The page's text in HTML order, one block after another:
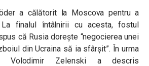
a călătorit la Moscova pentru a
finalul întâlnirii cu acesta, fostul
că Rusia dorește “negocierea unei
din Ucraina să ia sfârșit”. În urma
Volodimir Zelenski a descris